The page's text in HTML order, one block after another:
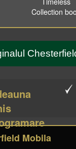
Collection
Mobila